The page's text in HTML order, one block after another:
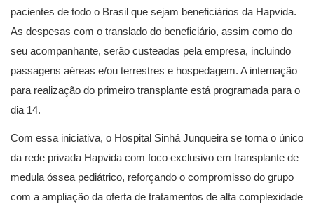
pacientes de todo o Brasil que sejam beneficiários da Hapvida.
As despesas com o translado do beneficiário, assim como do
seu acompanhante, serão custeadas pela empresa, incluindo
passagens aéreas e/ou terrestres e hospedagem. A internação
para realização do primeiro transplante está programada para o
dia 14.
Com essa iniciativa, o Hospital Sinhá Junqueira se torna o único
da rede privada Hapvida com foco exclusivo em transplante de
medula óssea pediátrico, reforçando o compromisso do grupo
com a ampliação da oferta de tratamentos de alta complexidade